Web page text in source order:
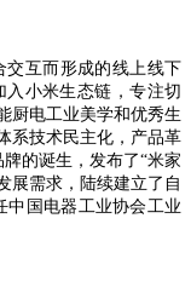
交互而形成的线上线下
入小米生态链，专注切
厨电工业美学和优秀生
系技术民主化，产品革
牌的诞生，发布了“米家
展需求，陆续建立了自
中国电器工业协会工业